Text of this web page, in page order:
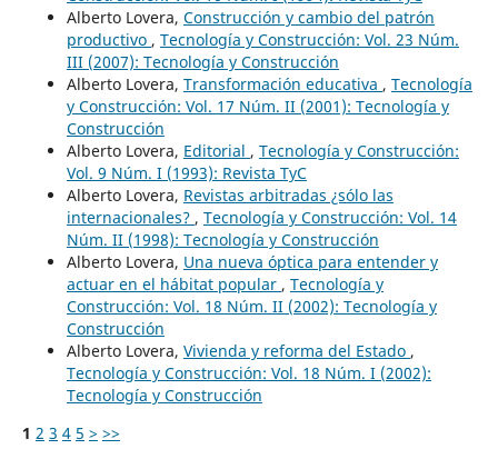
Alberto Lovera, Construcción y cambio del patrón
productivo , Tecnología y Construcción: Vol. 23 Núm.
III (2007): Tecnología y Construcción
Alberto Lovera, Transformación educativa , Tecnología
y Construcción: Vol. 17 Núm. II (2001): Tecnología y
Construcción
Alberto Lovera, Editorial , Tecnología y Construcción:
Vol. 9 Núm. I (1993): Revista TyC
Alberto Lovera, Revistas arbitradas ¿sólo las
internacionales? , Tecnología y Construcción: Vol. 14
Núm. II (1998): Tecnología y Construcción
Alberto Lovera, Una nueva óptica para entender y
actuar en el hábitat popular , Tecnología y
Construcción: Vol. 18 Núm. II (2002): Tecnología y
Construcción
Alberto Lovera, Vivienda y reforma del Estado ,
Tecnología y Construcción: Vol. 18 Núm. I (2002):
Tecnología y Construcción
1 2 3 4 5 > >>